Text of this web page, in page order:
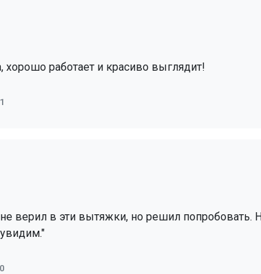
хорошо работает и красиво выглядит!
1
верил в эти вытяжки, но решил попробовать.
0